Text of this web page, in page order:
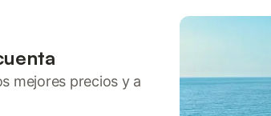
mejores precios y a